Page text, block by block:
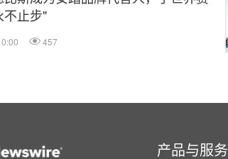
不止步"
457
产品与服务